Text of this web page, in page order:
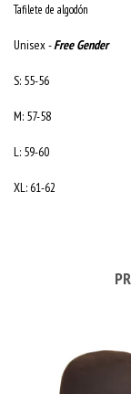
Tafilete de algodón
Unisex -Free Gender
S: 55-56
M: 57-58
L: 59-60
XL: 61-62